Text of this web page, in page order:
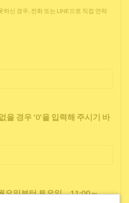
하신 경우, 전화 또는 LINE으로 직접 연락
을 경우 '0'을 입력해 주시기 바
요일부터 토요일 11:00～